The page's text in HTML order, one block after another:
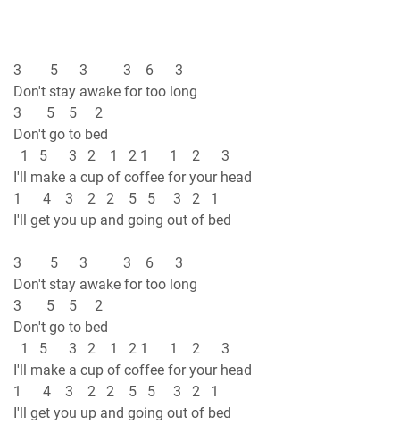
3 5 3 3 6 3
Don't stay awake for too long
3 5 5 2
Don't go to bed
1 5 3 2 1 2 1 1 2 3
I'll make a cup of coffee for your head
1 4 3 2 2 5 5 3 2 1
I'll get you up and going out of bed
3 5 3 3 6 3
Don't stay awake for too long
3 5 5 2
Don't go to bed
1 5 3 2 1 2 1 1 2 3
I'll make a cup of coffee for your head
1 4 3 2 2 5 5 3 2 1
I'll get you up and going out of bed